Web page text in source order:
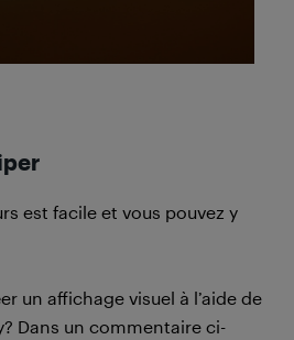
est facile et vous pouvez y
un affichage visuel à l’aide de
Dans un commentaire ci-